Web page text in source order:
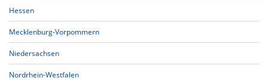
Hessen
Mecklenburg-Vorpommern
Niedersachsen
Nordrhein-Westfalen